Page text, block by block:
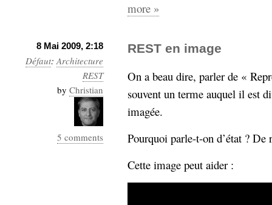
more »
8 Mai 2009, 2:18
Défaut:Architecture
REST
by Christian
5 comments
REST en image
On a beau dire, parler de «
souvent un terme auquel il est
imagée.
Pourquoi parle-t-on d’état ? De
Cette image peut aider :
participation
Politique Probabilité
programmation projet
prolétarisation REST
Social-Network
stiegler